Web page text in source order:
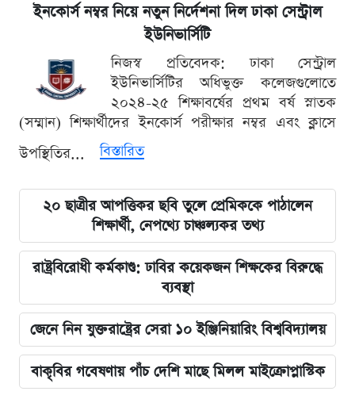
ইনকোর্স নম্বর নিয়ে নতুন নির্দেশনা দিল ঢাকা সেন্ট্রাল
ইউনিভার্সিটি
নিজস্ব প্রতিবেদক: ঢাকা সেন্ট্রাল
ইউনিভার্সিটির অধিভুক্ত কলেজগুলোতে
২০২৪-২৫ শিক্ষাবর্ষের প্রথম বর্ষ স্নাতক
(সম্মান) শিক্ষার্থীদের ইনকোর্স পরীক্ষার নম্বর এবং ক্লাসে
উপস্থিতির...
বিস্তারিত
২০ ছাত্রীর আপত্তিকর ছবি তুলে প্রেমিককে পাঠালেন
শিক্ষার্থী, নেপথ্যে চাঞ্চল্যকর তথ্য
রাষ্ট্রবিরোধী কর্মকাণ্ড: ঢাবির কয়েকজন শিক্ষকের বিরুদ্ধে
ব্যবস্থা
জেনে নিন যুক্তরাষ্ট্রের সেরা ১০ ইঞ্জিনিয়ারিং বিশ্ববিদ্যালয়
বাকৃবির গবেষণায় পাঁচ দেশি মাছে মিলল মাইক্রোপ্লাস্টিক